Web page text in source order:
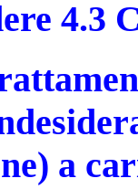
4.3
a